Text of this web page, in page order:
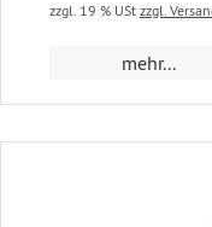
zzgl. 19 % USt zzgl.
mehr...